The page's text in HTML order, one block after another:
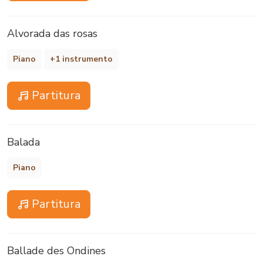
Alvorada das rosas
Piano +1 instrumento
Partitura
Balada
Piano
Partitura
Ballade des Ondines